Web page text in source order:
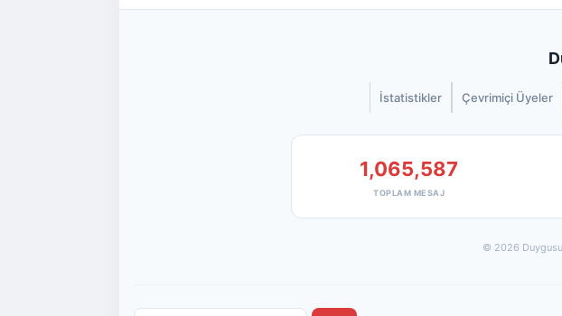
İstatistikler Çevrimiçi Üyeler
1,065,587
TOPLAM MESAJ
© 2026